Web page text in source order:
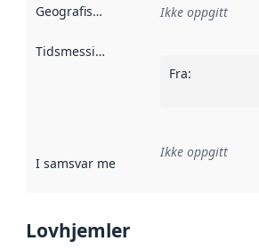
Geografisk avgrensning :
Ikke oppgitt
Tidsmessig avgrensning
Fra:
I samsvar med Referanse til en
Ikke oppgitt
Lovhjemler